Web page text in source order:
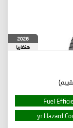
2026
هنغاريا
Fuel